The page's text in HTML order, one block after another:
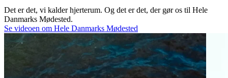
Det er det, vi kalder hjerterum. Og det er det, der gør os til Hele
Danmarks Mødested.
Se videoen om Hele Danmarks Mødested